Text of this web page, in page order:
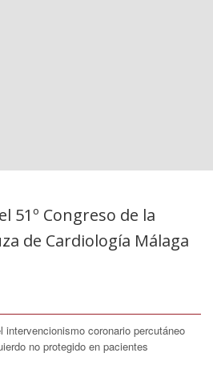
51º Congreso de la
de Cardiología Málaga
intervencionismo coronario percutáneo
no protegido en pacientes